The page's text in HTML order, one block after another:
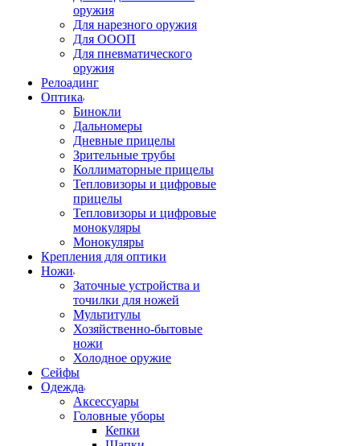
оружия
Для нарезного оружия
Для ОООП
Для пневматического
оружия
Релоадинг
Оптика
Бинокли
Дальномеры
Дневные прицелы
Зрительные трубы
Коллиматорные прицелы
Тепловизоры и цифровые
прицелы
Тепловизоры и цифровые
монокуляры
Монокуляры
Крепления для оптики
Ножи
Заточные устройства и
точилки для ножей
Мультитулы
Хозяйственно-бытовые
ножи
Холодное оружие
Сейфы
Одежда
Аксессуары
Головные уборы
Кепки